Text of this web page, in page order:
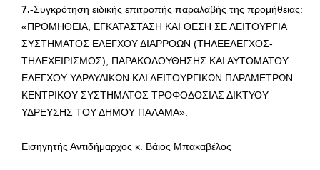
7.-Συγκρότηση ειδικής επιτροπής παραλαβής της προμήθειας:
«ΠΡΟΜΗΘΕΙΑ, ΕΓΚΑΤΑΣΤΑΣΗ ΚΑΙ ΘΕΣΗ ΣΕ ΛΕΙΤΟΥΡΓΙΑ
ΣΥΣΤΗΜΑΤΟΣ ΕΛΕΓΧΟΥ ΔΙΑΡΡΟΩΝ (ΤΗΛΕΕΛΕΓΧΟΣ-
ΤΗΛΕΧΕΙΡΙΣΜΟΣ), ΠΑΡΑΚΟΛΟΥΘΗΣΗΣ ΚΑΙ ΑΥΤΟΜΑΤΟΥ
ΕΛΕΓΧΟΥ ΥΔΡΑΥΛΙΚΩΝ ΚΑΙ ΛΕΙΤΟΥΡΓΙΚΩΝ ΠΑΡΑΜΕΤΡΩΝ
ΚΕΝΤΡΙΚΟΥ ΣΥΣΤΗΜΑΤΟΣ ΤΡΟΦΟΔΟΣΙΑΣ ΔΙΚΤΥΟΥ
ΥΔΡΕΥΣΗΣ ΤΟΥ ΔΗΜΟΥ ΠΑΛΑΜΑ».
Εισηγητής Αντιδήμαρχος κ. Βάιος Μπακαβέλος